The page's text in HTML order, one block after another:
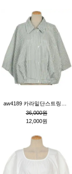
36,000원
12,000원